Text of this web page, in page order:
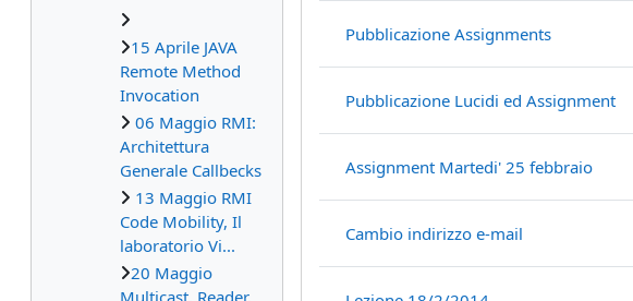
Pubblicazione Assignments
Pubblicazione Lucidi ed Assignment
Assignment Martedi' 25 febbraio
Cambio indirizzo e-mail
15 Aprile JAVA
Remote Method
Invocation
06 Maggio RMI:
Architettura
Generale Callbecks
13 Maggio RMI
Code Mobility, Il
laboratorio Vi...
20 Maggio
Multicast, Reader,